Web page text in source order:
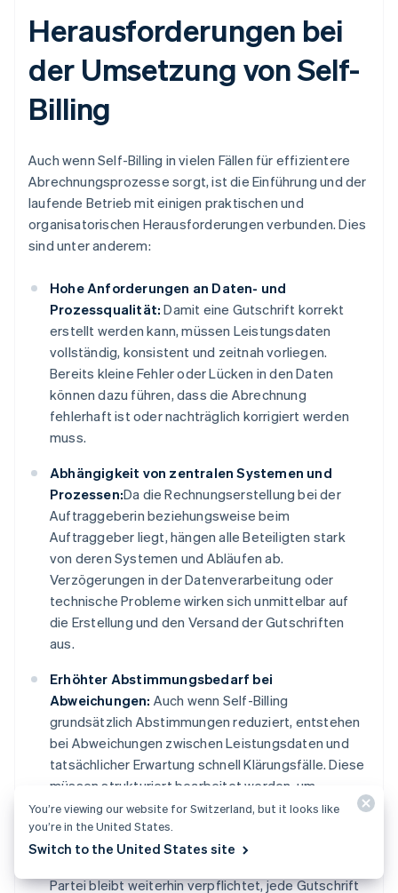
Herausforderungen bei
der Umsetzung von Self-
Billing
Auch wenn Self-Billing in vielen Fällen für effizientere
Abrechnungsprozesse sorgt, ist die Einführung und der
laufende Betrieb mit einigen praktischen und
organisatorischen Herausforderungen verbunden. Dies
sind unter anderem:
Hohe Anforderungen an Daten- und
Prozessqualität: Damit eine Gutschrift korrekt
erstellt werden kann, müssen Leistungsdaten
vollständig, konsistent und zeitnah vorliegen.
Bereits kleine Fehler oder Lücken in den Daten
können dazu führen, dass die Abrechnung
fehlerhaft ist oder nachträglich korrigiert werden
muss.
Abhängigkeit von zentralen Systemen und
Prozessen:Da die Rechnungserstellung bei der
Auftraggeberin beziehungsweise beim
Auftraggeber liegt, hängen alle Beteiligten stark
von deren Systemen und Abläufen ab.
Verzögerungen in der Datenverarbeitung oder
technische Probleme wirken sich unmittelbar auf
die Erstellung und den Versand der Gutschriften
aus.
Erhöhter Abstimmungsbedarf bei
Abweichungen: Auch wenn Self-Billing
grundsätzlich Abstimmungen reduziert, entstehen
bei Abweichungen zwischen Leistungsdaten und
tatsächlicher Erwartung schnell Klärungsfälle. Diese
müssen strukturiert bearbeitet werden, um
Auswirkungen auf die Abrechnung zu vermeiden.
Sorgfaltspflichten trotz ausgelagerter
Partei bleibt weiterhin verpflichtet, jede Gutschrift
You’re viewing our website for Switzerland, but it looks like
you’re in the United States.
Switch to the United States site